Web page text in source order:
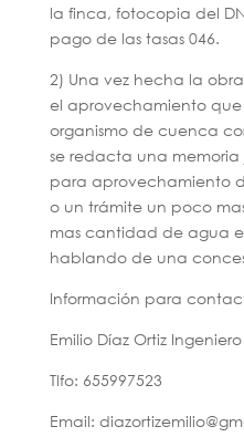
la finca, fotocopia del
pago de las tasas 046.
2) Una vez hecha la
el aprovechamiento que
organismo de cuenca
se redacta una
para aprovechamiento
o un trámite un poco
mas cantidad de agua
hablando de una
Información para
Emilio Díaz Ortiz
Tlfo: 655997523
Email: